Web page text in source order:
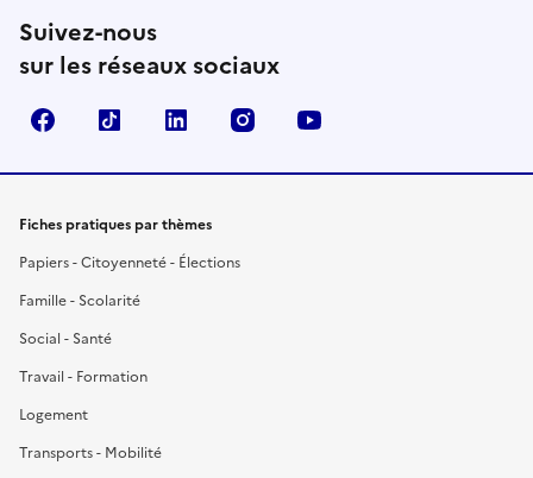
Suivez-nous
sur les réseaux sociaux
FacebookTikTok LinkedIn Instagram
Fiches pratiques par thèmes
Papiers - Citoyenneté - Élections
Famille - Scolarité
Social - Santé
Travail - Formation
Logement
Transports - Mobilité